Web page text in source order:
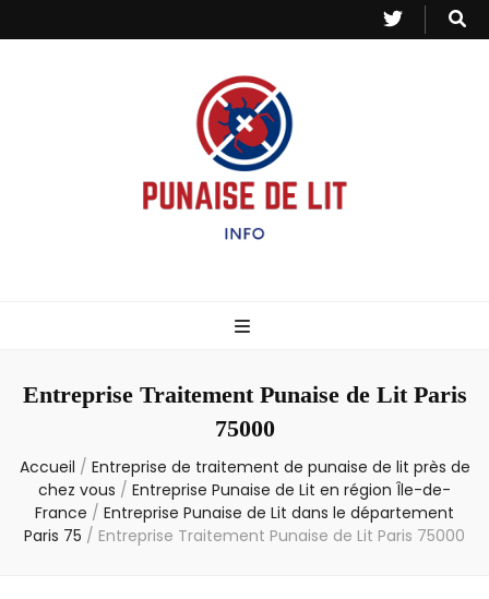
– Info
Entreprise Traitement Punaise de Lit Paris
75000
Accueil / Entreprise de traitement de punaise de lit près de
chez vous / Entreprise Punaise de Lit en région Île-de-
France / Entreprise Punaise de Lit dans le département
Paris 75 / Entreprise Traitement Punaise de Lit Paris 75000